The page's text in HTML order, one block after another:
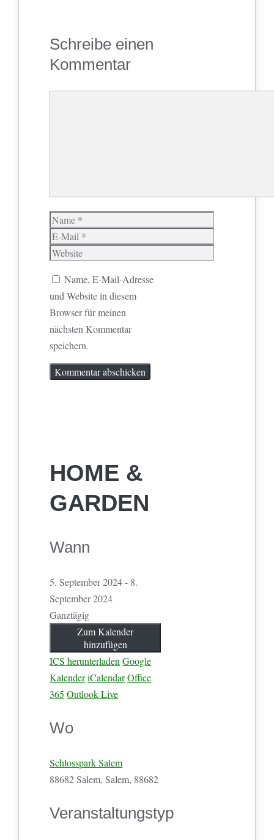
Schreibe einen
Kommentar
Name
E-
Mail
Website
Name, E-Mail-Adresse
und Website in diesem
Browser für meinen
nächsten Kommentar
speichern.
HOME &
GARDEN
Wann
5. September 2024 - 8.
September 2024
Ganztägig
Zum Kalender
hinzufügen
ICS herunterladen Google
KalenderiCalendarOffice
365 Outlook Live
Wo
Schlosspark Salem
88682 Salem, Salem, 88682
Veranstaltungstyp